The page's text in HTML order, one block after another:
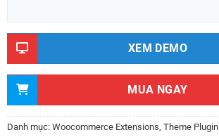
XEM DEMO
MUA NGAY
Danh mục: Woocommerce Extensions, Theme Plugin